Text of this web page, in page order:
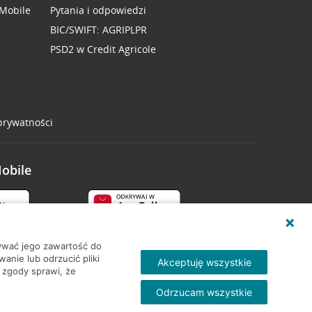
Pytania i odpowiedzi
BIC/SWIFT: AGRIPLPR
PSD2 w Credit Agricole
jego zawartość do
lub odrzucić pliki
sprawi, że
Akceptuję wszystkie
Odrzucam wszystkie